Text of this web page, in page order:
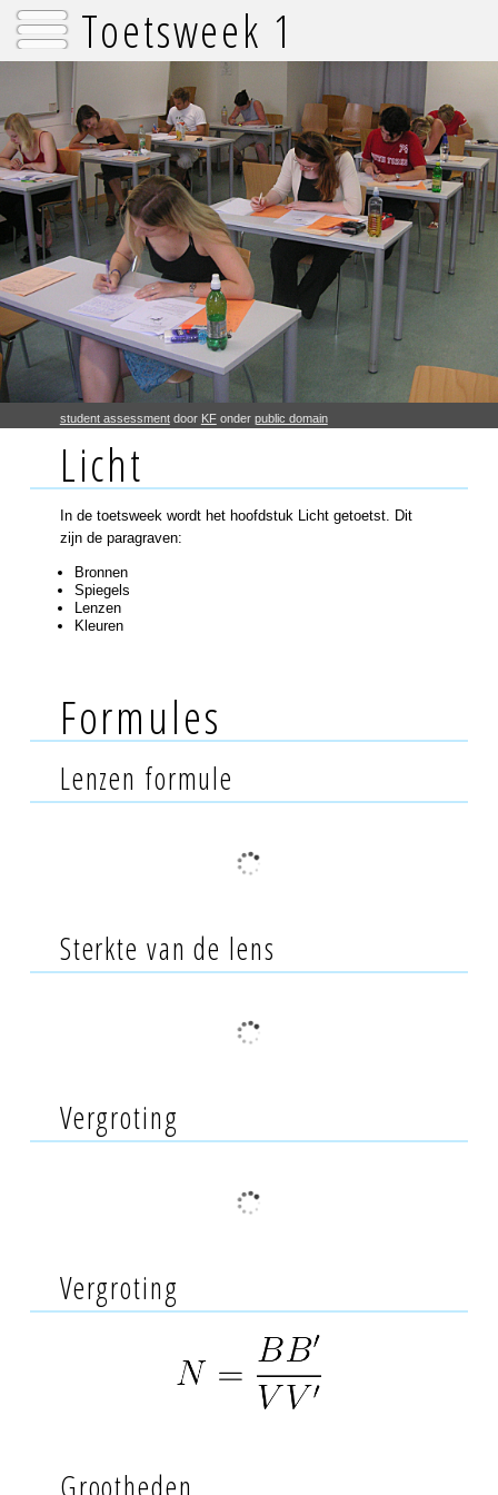
Toetsweek 1
student assessmentdoor KFonder public domain
Licht
In de toetsweek wordt het hoofdstuk Licht getoetst. Dit
zijn de paragraven:
Bronnen
Spiegels
Lenzen
Kleuren
Formules
Lenzen formule
Sterkte van de lens
Vergroting
Vergroting